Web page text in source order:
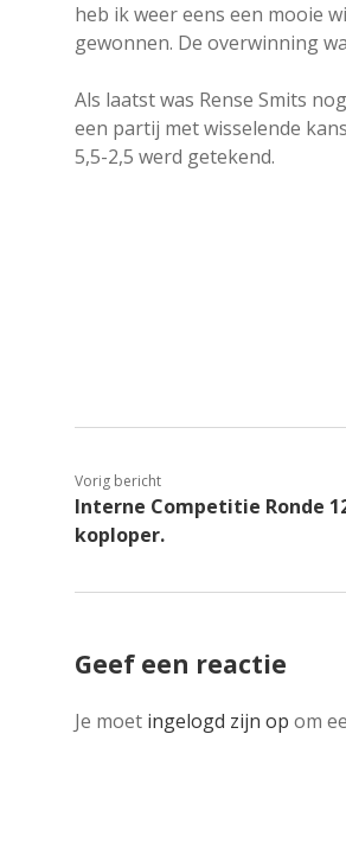
heb ik weer eens een mooie
gewonnen. De overwinning
Als laatst was Rense Smits
een partij met wisselende
5,5-2,5 werd getekend.
Vorig bericht
Interne Competitie Ronde
koploper.
Geef een reactie
Je moet ingelogd zijn op om